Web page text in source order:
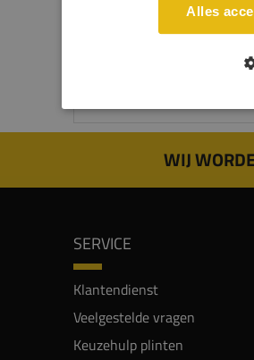
gebruiken, zorgt dit voor een
het best tot zijn recht in het
WIJ
SERVICE
Klantendienst
Veelgestelde vragen
Keuzehulp plinten
Alles